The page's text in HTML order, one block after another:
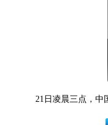
21日凌晨三点，中国